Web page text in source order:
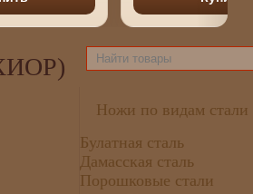
Ножи по видам стали
Булатная сталь
Дамасская сталь
Порошковые стали